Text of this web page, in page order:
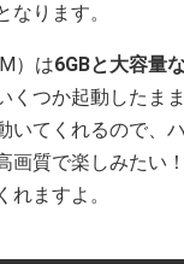
なります。
）は6GBと大容量
くつか起動したま
いてくれるので、
画質で楽しみたい
れますよ。